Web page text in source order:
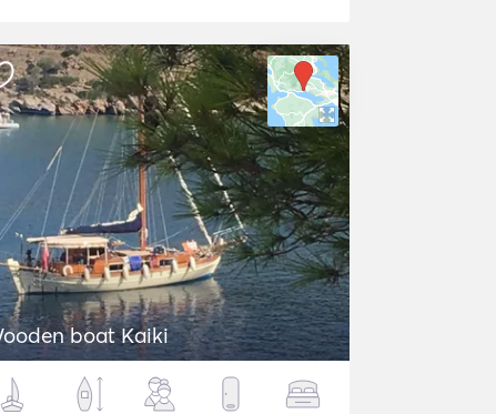
boat Kaiki